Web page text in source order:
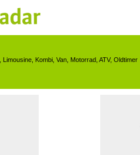
Limousine Kombi Van Motorrad ATV, Oldtimer